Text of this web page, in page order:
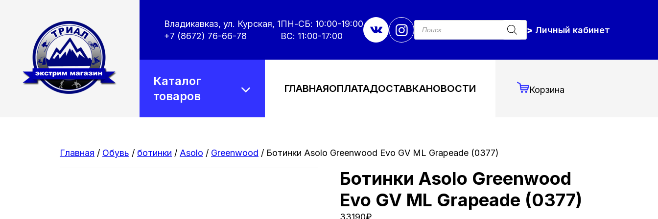
Владикавказ, ул. Курская, 1
+7 (8672) 76-66-78
ПН-СБ: 10:00-19:00
ВС: 11:00-17:00
Поиск
товаров
Личный кабинет
Каталог
товаров
ГЛАВНАЯОПЛАТАДОСТАВКАНОВОСТИ Корзина
Главная / Обувь / ботинки / Asolo / Greenwood / Ботинки Asolo Greenwood Evo GV ML Grapeade (0377)
Ботинки Asolo Greenwood
Evo GV ML Grapeade (0377)
33190₽